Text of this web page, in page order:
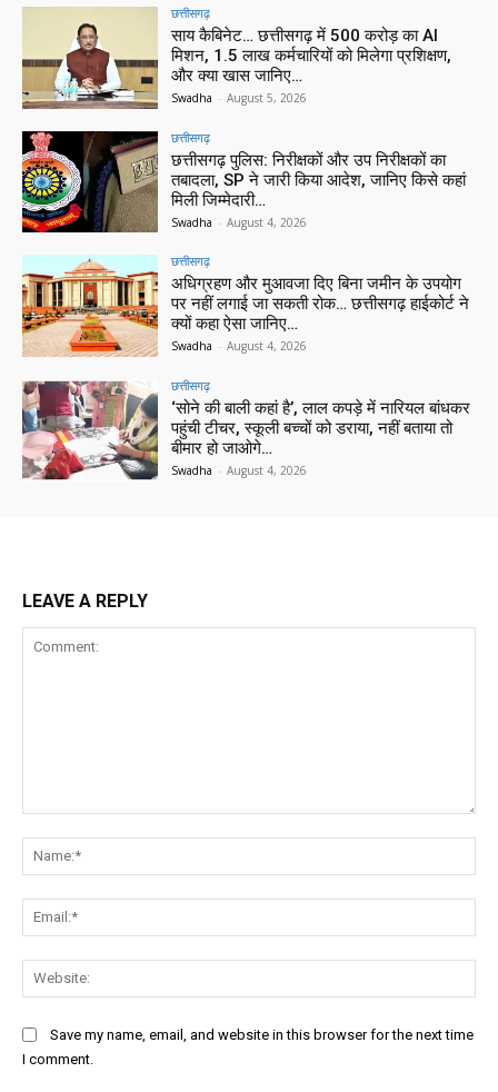
छत्तीसगढ़
साय कैबिनेट… छत्तीसगढ़ में 500 करोड़ का AI
मिशन, 1.5 लाख कर्मचारियों को मिलेगा प्रशिक्षण,
और क्या खास जानिए…
Swadha - August 5, 2026
छत्तीसगढ़
छत्तीसगढ़ पुलिस: निरीक्षकों और उप निरीक्षकों का
तबादला, SP ने जारी किया आदेश, जानिए किसे कहां
मिली जिम्मेदारी…
Swadha - August 4, 2026
छत्तीसगढ़
अधिग्रहण और मुआवजा दिए बिना जमीन के उपयोग
पर नहीं लगाई जा सकती रोक… छत्तीसगढ़ हाईकोर्ट ने
क्यों कहा ऐसा जानिए…
Swadha - August 4, 2026
छत्तीसगढ़
‘सोने की बाली कहां है’, लाल कपड़े में नारियल बांधकर
पहुंची टीचर, स्कूली बच्चों को डराया, नहीं बताया तो
बीमार हो जाओगे…
Swadha - August 4, 2026
LEAVE A REPLY
Save my name, email, and website in this browser for the next time
I comment.